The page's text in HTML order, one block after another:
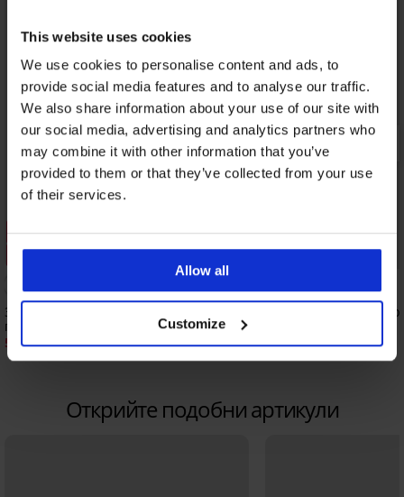
This website uses cookies
We use cookies to personalise content and ads, to
provide social media features and to analyse our traffic.
We also share information about your use of our site with
our social media, advertising and analytics partners who
may combine it with other information that you’ve
provided to them or that they’ve collected from your use
of their services.
Allow all
Customize
Разпродажба
Отстъпка -40%
3PACK спортни чорапи MEN-A до
глезена
5,63 €(11,01 лв.)9,39 €
3PACK бамбукови
6,99 €(13,67 лв.)
Открийте подобни артикули